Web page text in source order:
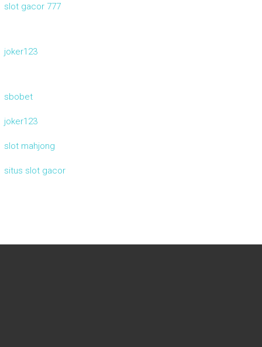
slot gacor 777
joker123
sbobet
joker123
slot mahjong
situs slot gacor